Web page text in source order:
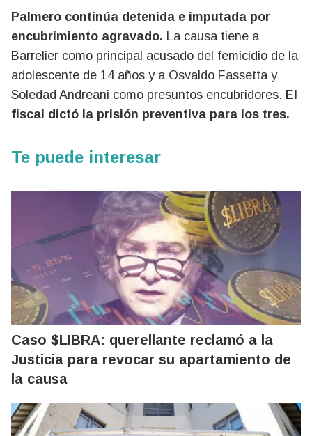
Palmero continúa detenida e imputada por
encubrimiento agravado. La causa tiene a
Barrelier como principal acusado del femicidio de la
adolescente de 14 años y a Osvaldo Fassetta y
Soledad Andreani como presuntos encubridores. El
fiscal dictó la prisión preventiva para los tres.
Te puede interesar
Caso $LIBRA: querellante reclamó a la
Justicia para revocar su apartamiento de
la causa